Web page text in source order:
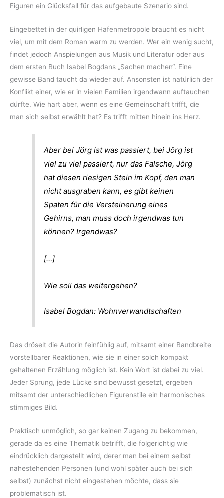
Figuren ein Glücksfall für das aufgebaute Szenario sind.
Eingebettet in der quirligen Hafenmetropole braucht es nicht
viel, um mit dem Roman warm zu werden. Wer ein wenig sucht,
findet jedoch Anspielungen aus Musik und Literatur oder aus
dem ersten Buch Isabel Bogdans „Sachen machen“. Eine
gewisse Band taucht da wieder auf. Ansonsten ist natürlich der
Konflikt einer, wie er in vielen Familien irgendwann auftauchen
dürfte. Wie hart aber, wenn es eine Gemeinschaft trifft, die
man sich selbst erwählt hat? Es trifft mitten hinein ins Herz.
Aber bei Jörg ist was passiert, bei Jörg ist
viel zu viel passiert, nur das Falsche, Jörg
hat diesen riesigen Stein im Kopf, den man
nicht ausgraben kann, es gibt keinen
Spaten für die Versteinerung eines
Gehirns, man muss doch irgendwas tun
können? Irgendwas?
[…]
Wie soll das weitergehen?
Isabel Bogdan: Wohnverwandtschaften
Das dröselt die Autorin feinfühlig auf, mitsamt einer Bandbreite
vorstellbarer Reaktionen, wie sie in einer solch kompakt
gehaltenen Erzählung möglich ist. Kein Wort ist dabei zu viel.
Jeder Sprung, jede Lücke sind bewusst gesetzt, ergeben
mitsamt der unterschiedlichen Figurenstile ein harmonisches
stimmiges Bild.
Praktisch unmöglich, so gar keinen Zugang zu bekommen,
gerade da es eine Thematik betrifft, die folgerichtig wie
eindrücklich dargestellt wird, derer man bei einem selbst
nahestehenden Personen (und wohl später auch bei sich
selbst) zunächst nicht eingestehen möchte, dass sie
problematisch ist.